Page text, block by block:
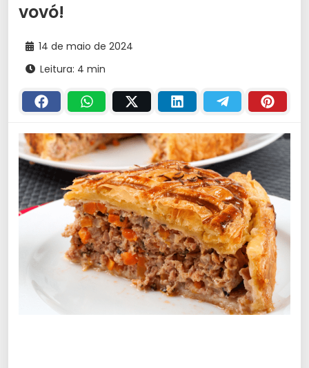
vovó!
14 de maio de 2024
Leitura: 4 min